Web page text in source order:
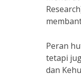
Peran
tetapi
dan